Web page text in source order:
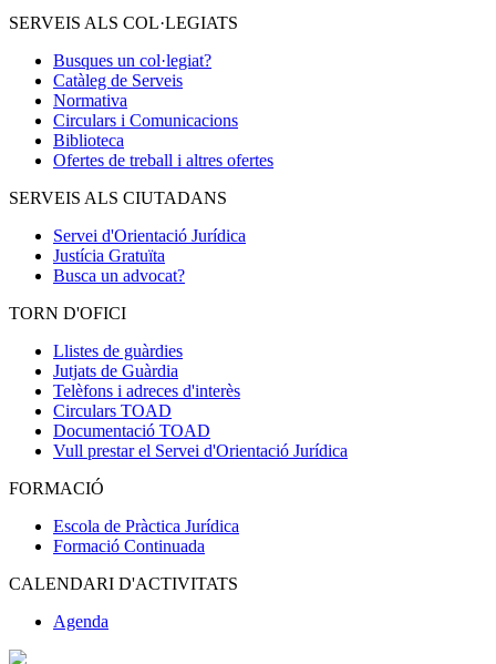
SERVEIS ALS COL·LEGIATS
Busques un col·legiat?
Catàleg de Serveis
Normativa
Circulars i Comunicacions
Biblioteca
Ofertes de treball i altres ofertes
SERVEIS ALS CIUTADANS
Servei d'Orientació Jurídica
Justícia Gratuïta
Busca un advocat?
TORN D'OFICI
Llistes de guàrdies
Jutjats de Guàrdia
Telèfons i adreces d'interès
Circulars TOAD
Documentació TOAD
Vull prestar el Servei d'Orientació Jurídica
FORMACIÓ
Escola de Pràctica Jurídica
Formació Continuada
CALENDARI D'ACTIVITATS
Agenda